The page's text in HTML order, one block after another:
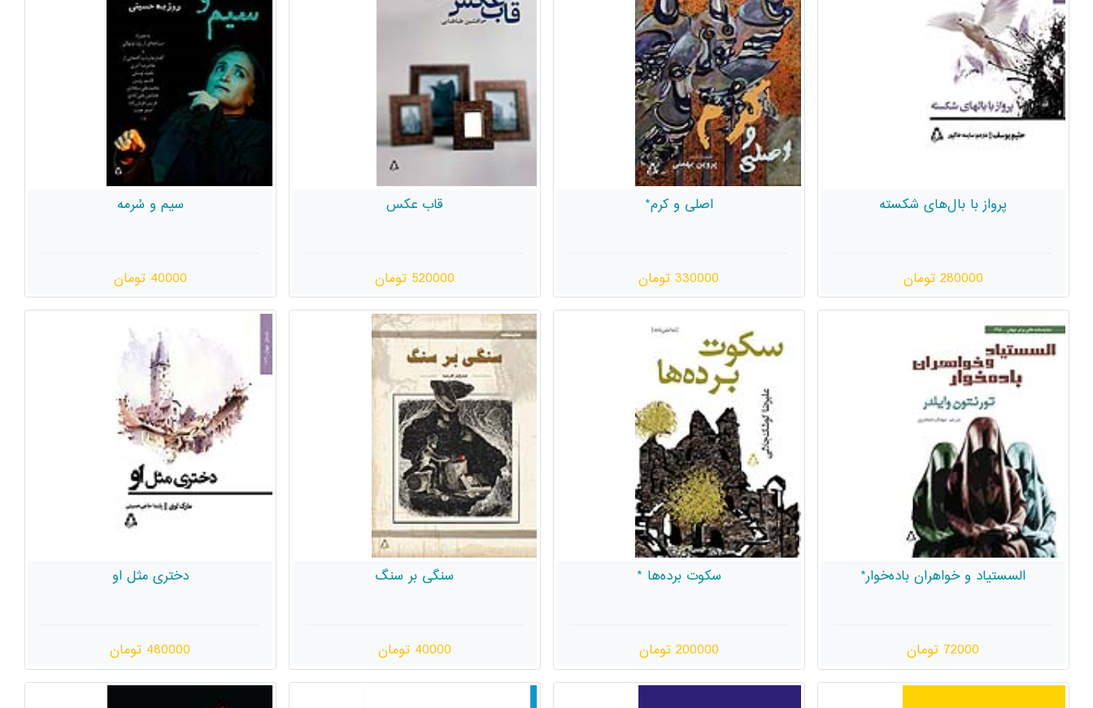
پرواز با بال‌های شکسته
280000 تومان
اصلی و کرم*
330000 تومان
قاب عکس
520000 تومان
سیم و سُرمه
40000 تومان
السستیاد و خواهران باده‌خوار*
72000 تومان
سکوت برده‌ها *
200000 تومان
سنگی بر سنگ
40000 تومان
دختری مثل او
480000 تومان